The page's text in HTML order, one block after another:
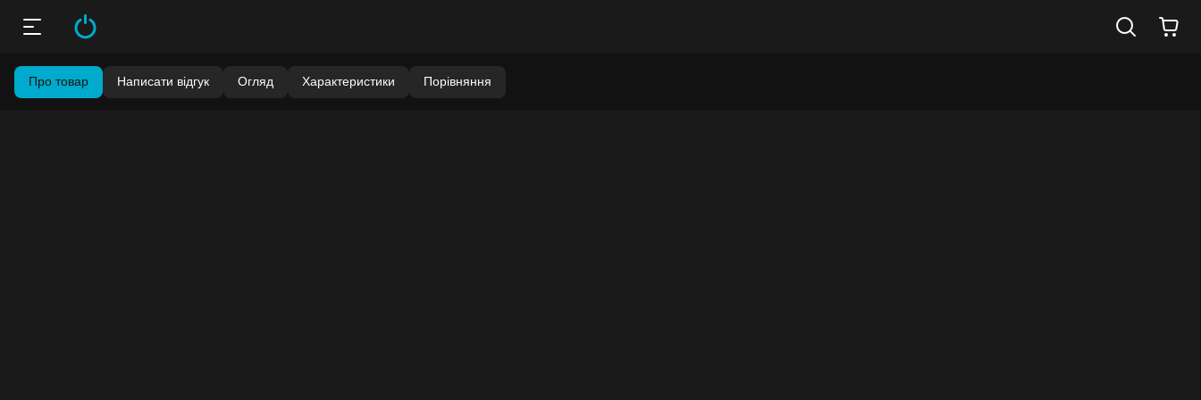
Про товар Написати відгук Огляд Характеристики Порівняння